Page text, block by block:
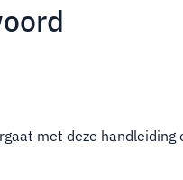
met deze handleiding